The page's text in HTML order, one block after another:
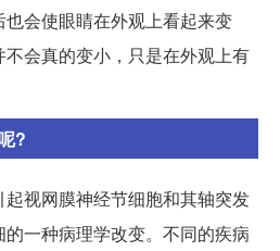
会使眼睛在外观上看起来变
会真的变小，只是在外观上有
?
视网膜神经节细胞和其轴突发
一种病理学改变。不同的疾病